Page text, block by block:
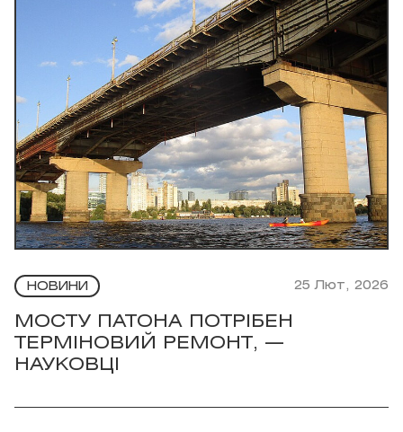
НОВИНИ 25 Лют, 2026
МОСТУ ПАТОНА ПОТРІБЕН
ТЕРМІНОВИЙ РЕМОНТ, —
НАУКОВЦІ